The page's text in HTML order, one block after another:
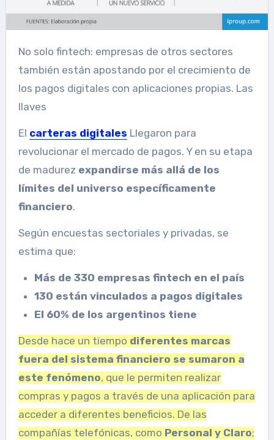
No solo fintech: empresas de otros sectores
también están apostando por el crecimiento de
los pagos digitales con aplicaciones propias. Las
llaves
El carteras digitales Llegaron para
revolucionar el mercado de pagos. Y en su etapa
de madurez expandirse más allá de los
límites del universo específicamente
financiero.
Según encuestas sectoriales y privadas, se
estima que:
Más de 330 empresas fintech en el país
130 están vinculados a pagos digitales
El 60% de los argentinos tiene
Desde hace un tiempo diferentes marcas
fuera del sistema financiero se sumaron a
este fenómeno, que le permiten realizar
compras y pagos a través de una aplicación para
acceder a diferentes beneficios. De las
compañías telefónicas, como Personal y Claro;